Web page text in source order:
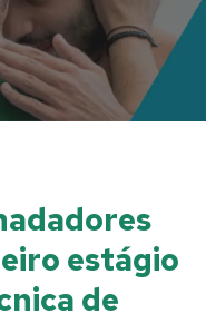
estágio
de